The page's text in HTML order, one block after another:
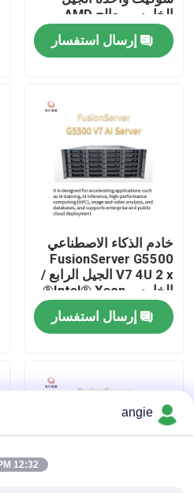
المنزل
حولنا
جولة في المصنع
مراقبة الجودة
اتصل بنا
أخبار
VR Show
الخامس معالج AMD
EPYC
إرسال استفسار
خادم الذكاء الاصطناعي
FusionServer G5500
V7 4U 2 x الجيل الرابع /
الخامس Intel® Xeon®
المعالجات القابلة للتوسع
إرسال استفسار
angie
12:32 PM